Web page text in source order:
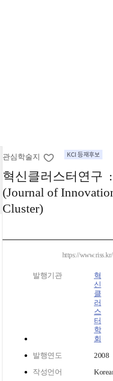
관심학술지
혁신클러스터연구
(Journal of
Cluster)
https://
발행기관
혁
신
클
러
스
터
학
회
발행연도 2008
작성언어